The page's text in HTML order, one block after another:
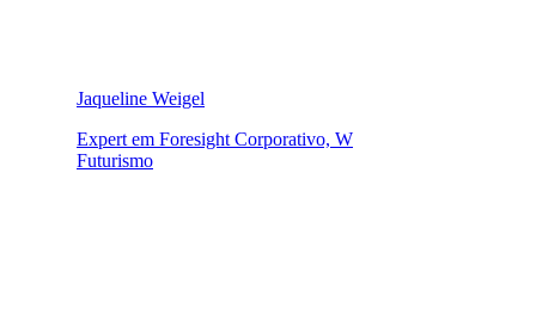
Jaqueline Weigel
Expert em Foresight Corporativo, W
Futurismo